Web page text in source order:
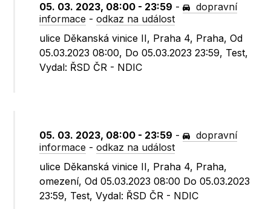
05. 03. 2023, 08:00 - 23:59 -
dopravní
informace -odkaz na událost
ulice Děkanská vinice II, Praha 4, Praha, Od
05.03.2023 08:00, Do 05.03.2023 23:59, Test,
Vydal: ŘSD ČR - NDIC
05. 03. 2023, 08:00 - 23:59 -
dopravní
informace -odkaz na událost
ulice Děkanská vinice II, Praha 4, Praha,
omezení, Od 05.03.2023 08:00 Do 05.03.2023
23:59, Test, Vydal: ŘSD ČR - NDIC